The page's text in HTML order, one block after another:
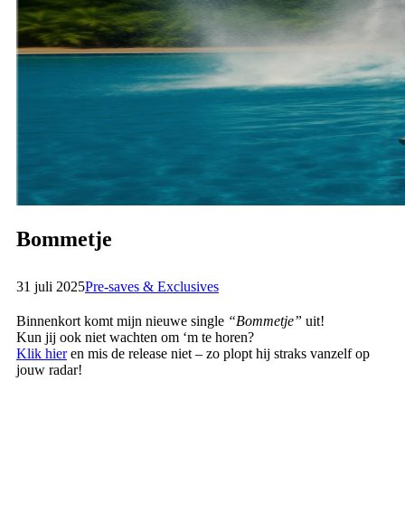
Bommetje
31 juli 2025Pre-saves & Exclusives
Binnenkort komt mijn nieuwe single “Bommetje” uit!
Kun jij ook niet wachten om ‘m te horen?
Klik hieren mis de release niet – zo plopt hij straks vanzelf op
jouw radar!